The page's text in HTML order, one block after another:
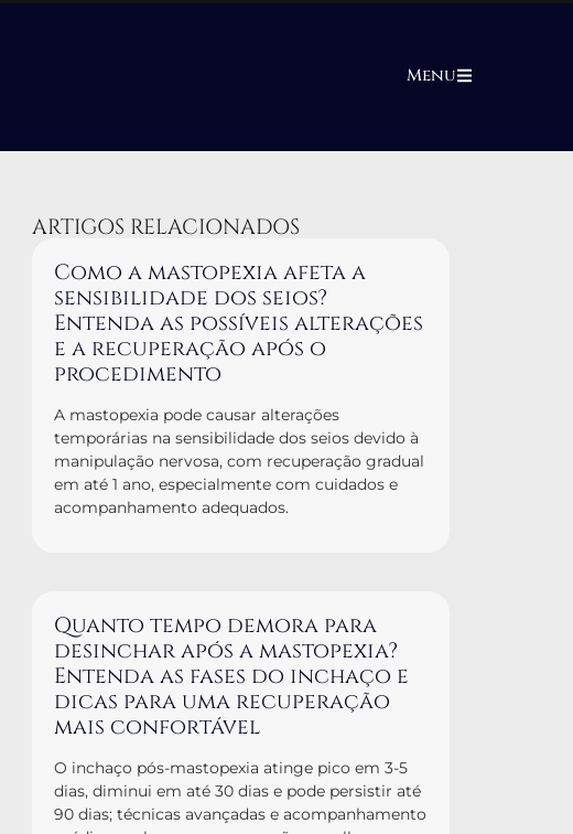
Menu
ARTIGOS RELACIONADOS
Como a mastopexia afeta a
sensibilidade dos seios?
Entenda as possíveis alterações
e a recuperação após o
procedimento
A mastopexia pode causar alterações
temporárias na sensibilidade dos seios devido à
manipulação nervosa, com recuperação gradual
em até 1 ano, especialmente com cuidados e
acompanhamento adequados.
Quanto tempo demora para
desinchar após a mastopexia?
Entenda as fases do inchaço e
dicas para uma recuperação
mais confortável
O inchaço pós-mastopexia atinge pico em 3-5
dias, diminui em até 30 dias e pode persistir até
90 dias; técnicas avançadas e acompanhamento